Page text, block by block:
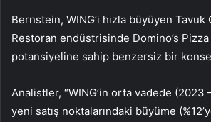
Bernstein, WING’i hızla büyüyen Tavuk
Restoran endüstrisinde Domino’s
potansiyeline sahip benzersiz bir
Analistler, “WING’in orta vadede (2023
yeni satış noktalarındaki büyüme